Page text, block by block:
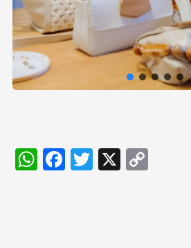
WhatsApp
Facebook
Twitter
X Copy